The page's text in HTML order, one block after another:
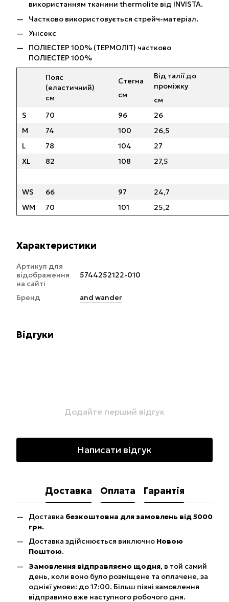
використанням тканини thermolite від INVISTA.
Частково використовується стрейч-матеріал.
Унісекс
ПОЛІЕСТЕР 100% (ТЕРМОЛІТ) частково
ПОЛІЕСТЕР 100%
Пояс
(еластичний)
см
Стегна
см
Від талії до
проміжку
см
S
70 96
26
M
74 100
26,5
L
78 104
27
XL
82 108 27,5
WS 66 97
24,7
WM
70 101 25,2
Характеристики
Артикул для
відображення
на сайті
5744252122-010
Бренд and wander
Відгуки
Додайте перший відгук
Написати відгук
Доставка Оплата Гарантія
Доставка безкоштовна для замовлень від 5000
грн.
Доставка здійснюється виключно Новою
Поштою.
Замовлення відправляємо щодня, в той самий
день, коли воно було розміщене та оплачене, за
однієї умови: до 17:00. Більш пізні замовлення
відправимо вже наступного робочого дня.